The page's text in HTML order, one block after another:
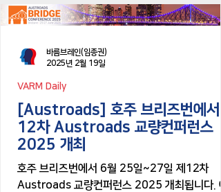
[Austroads] 호주 브리즈번에서
12차 Austroads 교량컨퍼런스
2025 개최
호주 브리즈번에서 6월 25일~27일 제12차
Austroads 교량컨퍼런스 2025 개최됩니다.
VARM Daily
바름브레인(임종권)
2025년 2월 19일